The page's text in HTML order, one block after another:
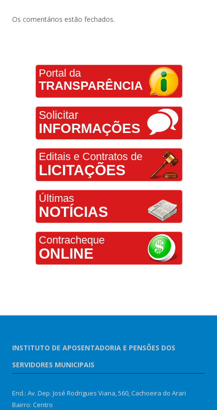
Os comentários estão fechados.
Portal da
TRANSPARÊNCIA
Solicitar
INFORMAÇÕES
Editais e Contratos de
LICITAÇÕES
Últimas
NOTÍCIAS
Contracheque
ONLINE
INSTITUTO DE APOSENTADORIA E PENSÕES DOS
SERVIDORES MUNICIPAIS
End.: Av. Dep. José Rodrigues Viana, 560, Cachoeira do Arari
Bairro: Centro